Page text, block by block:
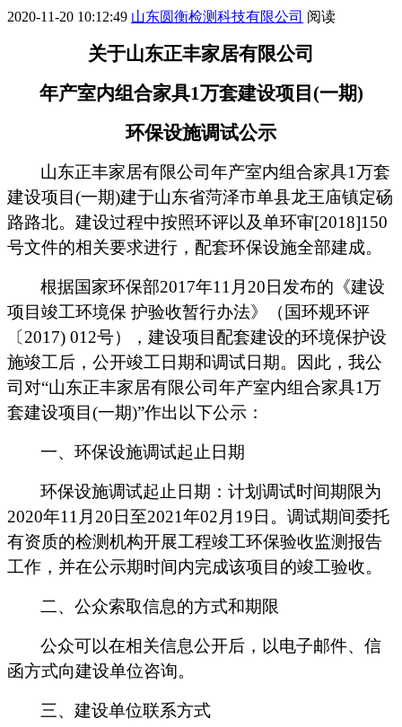
2020-11-20 10:12:49 山东圆衡检测科技有限公司 阅读
关于山东正丰家居有限公司
年产室内组合家具1万套建设项目 (一期)
环保设施调试公示
山东正丰家居有限公司年产室内组合家具1万套
建设项目 (一期)建于山东省菏泽市单县龙王庙镇定砀
路路北。建设过程中按照环评以及单环审[2018]150
号文件的相关要求进行，配套环保设施全部建成。
根据国家环保部2017年11 月 20 日发布的《建设
项目竣工环境保 护验收暂行办法》（国环规环评
〔 2017) 012号），建设项目配套建设的环境保护设
施竣工后，公开竣工日期和调试日期。因此，我公
司对“山东正丰家居有限公司年产室内组合家具1万
套建设项目 (一期)”作出以下公示：
一、环保设施调试起止日期
环保设施调试起止日期：计划调试时间期限为
2020年1 1 月 20 日至2021年02 月 19 日。调试期间委托
有资质的检测机构开展工程竣工环保验收监测报告
工作，并在公示期时间内完成该项目的竣工验收。
二、公众索取信息的方式和期限
公众可以在相关信息公开后，以电子邮件、信
函方式向建设单位咨询。
三、建设单位联系方式